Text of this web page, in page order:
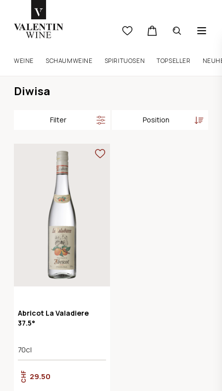
WEINE SCHAUMWEINE SPIRITUOSEN TOPSELLER
Diwisa
Filter
Abricot La Valadiere
37.5°
70cl
CHF 29.50